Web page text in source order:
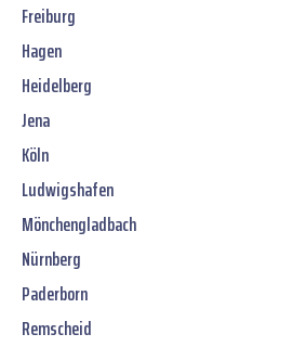
Freiburg
Hagen
Heidelberg
Jena
Köln
Ludwigshafen
Mönchengladbach
Nürnberg
Paderborn
Remscheid